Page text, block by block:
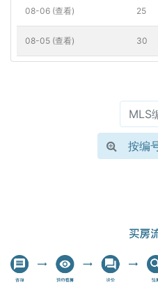
08-06 (查看) 25
08-05 (查看) 30
按编